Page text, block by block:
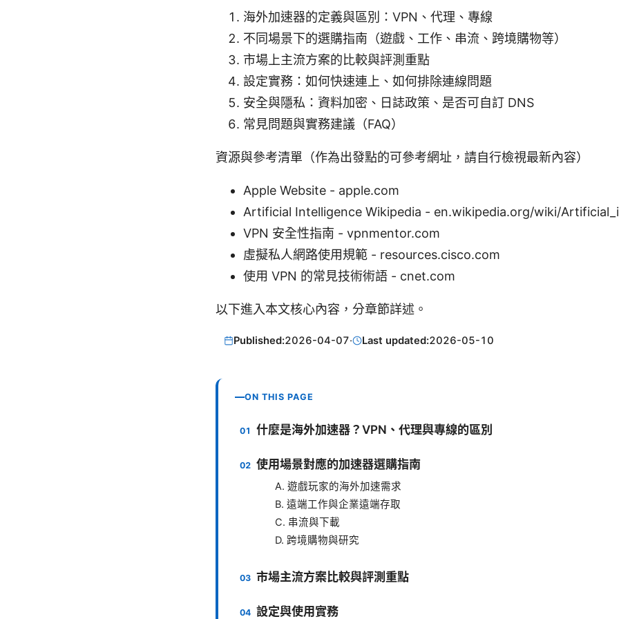
海外加速器的定義與區別：VPN、代理、專線
不同場景下的選購指南（遊戲、工作、串流、跨境購物等）
市場上主流方案的比較與評測重點
設定實務：如何快速連上、如何排除連線問題
安全與隱私：資料加密、日誌政策、是否可自訂 DNS
常見問題與實務建議（FAQ）
資源與參考清單（作為出發點的可參考網址，請自行檢視最新內容）
Apple Website - apple.com
Artificial Intelligence Wikipedia - en.wikipedia.org/wiki/
VPN 安全性指南 - vpnmentor.com
虛擬私人網路使用規範 - resources.cisco.com
使用 VPN 的常見技術術語 - cnet.com
以下進入本文核心內容，分章節詳述。
Published:2026-04-07· Last updated:2026-05-10
ON THIS PAGE
什麼是海外加速器？VPN、代理與專線的區別
使用場景對應的加速器選購指南
A. 遊戲玩家的海外加速需求
B. 遠端工作與企業遠端存取
C. 串流與下載
D. 跨境購物與研究
市場主流方案比較與評測重點
設定與使用實務